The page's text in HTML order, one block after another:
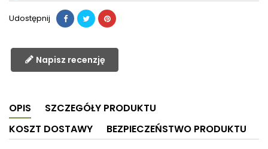
Udostępnij
Napisz recenzję
OPIS
SZCZEGÓŁY PRODUKTU
KOSZT DOSTAWY
BEZPIECZEŃSTWO PRODUKTU